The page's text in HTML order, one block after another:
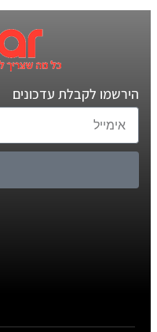
הירשמו לקבלת עדכונים